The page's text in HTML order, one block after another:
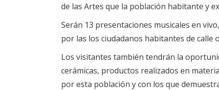
de las Artes que la población habitante y
Serán 13 presentaciones musicales en
por las los ciudadanos habitantes de
Los visitantes también tendrán la
cerámicas, productos realizados en
por esta población y con los que